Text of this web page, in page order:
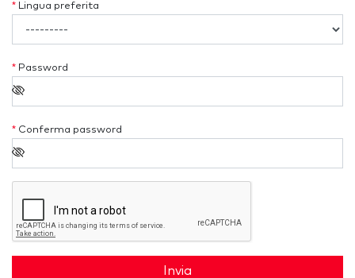
* Lingua preferita
* Password
* Conferma password
Invia